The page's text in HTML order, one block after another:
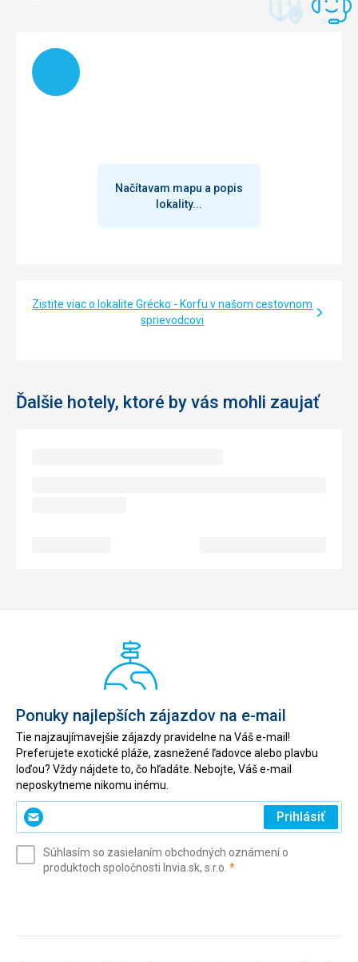
Načítam
Načítavam mapu a popis
lokality...
Zistite viac o lokalite Grécko - Korfu v našom cestovnom
sprievodcovi
Ďalšie hotely, ktoré by vás mohli zaujať
Ponuky najlepších zájazdov na e-mail
Tie najzaujímavejšie zájazdy pravidelne na Váš e-mail!
Preferujete exotické pláže, zasnežené ľadovce alebo plavbu
loďou? Vždy nájdete to, čo hľadáte. Nebojte, Váš e-mail
neposkytneme nikomu inému.
Zadajte
svoj
(povinné)
Prihlásiť
Súhlasím so zasielaním obchodných oznámení o
produktoch spoločnosti Invia.sk, s.r.o. *(povinné)